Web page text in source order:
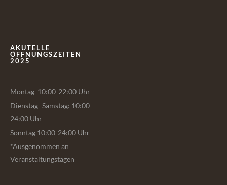
AKUTELLE
ÖFFNUNGSZEITEN
2025
Montag 10:00-22:00 Uhr
Dienstag- Samstag: 10:00 –
24:00 Uhr
Sonntag 10:00-24:00 Uhr
*Ausgenommen an
Veranstaltungstagen